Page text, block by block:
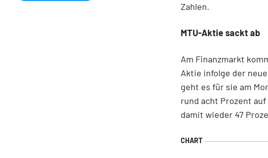
Zahlen.
MTU-Aktie sackt ab
Am Finanzmarkt
Aktie infolge der
geht es für sie am
rund acht Prozent
damit wieder 47